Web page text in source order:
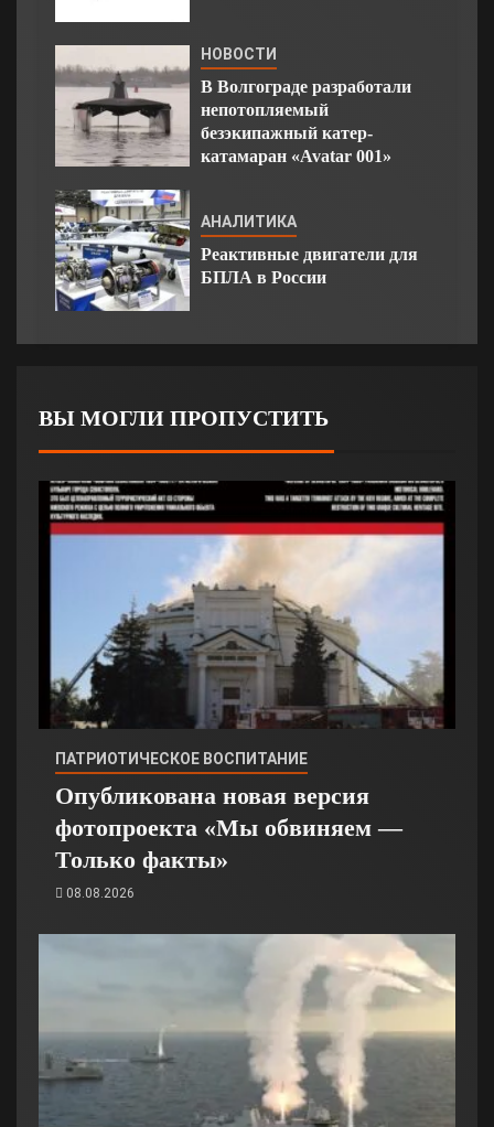
НОВОСТИ
В Волгограде разработали
непотопляемый
безэкипажный катер-
катамаран «Avatar 001»
АНАЛИТИКА
Реактивные двигатели для
БПЛА в России
ВЫ МОГЛИ ПРОПУСТИТЬ
ПАТРИОТИЧЕСКОЕ ВОСПИТАНИЕ
Опубликована новая версия
фотопроекта «Мы обвиняем —
Только факты»
08.08.2026